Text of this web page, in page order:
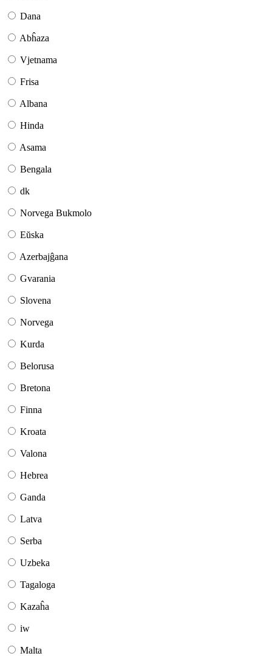
Dana
Abĥaza
Vjetnama
Frisa
Albana
Hinda
Asama
Bengala
dk
Norvega Bukmolo
Eŭska
Azerbajĝana
Gvarania
Slovena
Norvega
Kurda
Belorusa
Bretona
Finna
Kroata
Valona
Hebrea
Ganda
Latva
Serba
Uzbeka
Tagaloga
Kazaĥa
iw
Malta